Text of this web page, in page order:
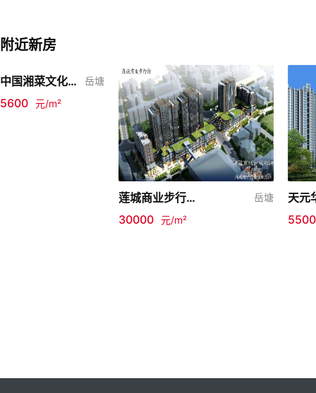
附近新房
中国湘菜文化博览园 岳塘
5600 元/m²
莲城商业步行街三期 岳塘
30000 元/m²
天元
5500